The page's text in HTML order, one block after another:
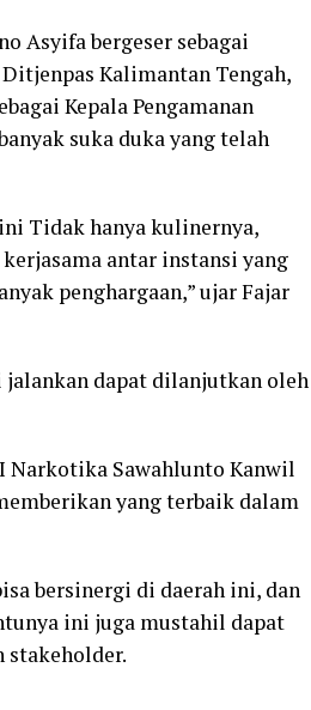
Asyifa bergeser sebagai
Kalimantan Tengah,
Kepala Pengamanan
suka duka yang telah
Tidak hanya kulinernya,
antar instansi yang
penghargaan,” ujar Fajar
jalankan dapat dilanjutkan oleh
Narkotika Sawahlunto Kanwil
yang terbaik dalam
bersinergi di daerah ini, dan
ini juga mustahil dapat
stakeholder.